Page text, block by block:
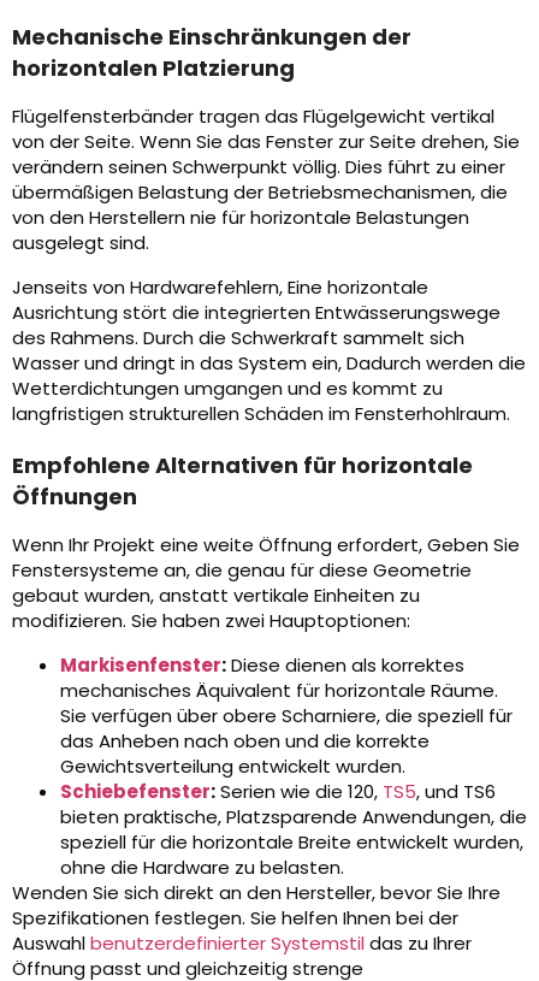
Mechanische Einschränkungen der
horizontalen Platzierung
Flügelfensterbänder tragen das Flügelgewicht vertikal
von der Seite. Wenn Sie das Fenster zur Seite drehen, Sie
verändern seinen Schwerpunkt völlig. Dies führt zu einer
übermäßigen Belastung der Betriebsmechanismen, die
von den Herstellern nie für horizontale Belastungen
ausgelegt sind.
Jenseits von Hardwarefehlern, Eine horizontale
Ausrichtung stört die integrierten Entwässerungswege
des Rahmens. Durch die Schwerkraft sammelt sich
Wasser und dringt in das System ein, Dadurch werden die
Wetterdichtungen umgangen und es kommt zu
langfristigen strukturellen Schäden im Fensterhohlraum.
Empfohlene Alternativen für horizontale
Öffnungen
Wenn Ihr Projekt eine weite Öffnung erfordert, Geben Sie
Fenstersysteme an, die genau für diese Geometrie
gebaut wurden, anstatt vertikale Einheiten zu
modifizieren. Sie haben zwei Hauptoptionen:
Markisenfenster:Diese dienen als korrektes
mechanisches Äquivalent für horizontale Räume.
Sie verfügen über obere Scharniere, die speziell für
das Anheben nach oben und die korrekte
Gewichtsverteilung entwickelt wurden.
Schiebefenster:Serien wie die 120, TS5, und TS6
bieten praktische, Platzsparende Anwendungen, die
speziell für die horizontale Breite entwickelt wurden,
ohne die Hardware zu belasten.
Wenden Sie sich direkt an den Hersteller, bevor Sie Ihre
Spezifikationen festlegen. Sie helfen Ihnen bei der
Auswahlbenutzerdefinierter Systemstil das zu Ihrer
Öffnung passt und gleichzeitig strenge